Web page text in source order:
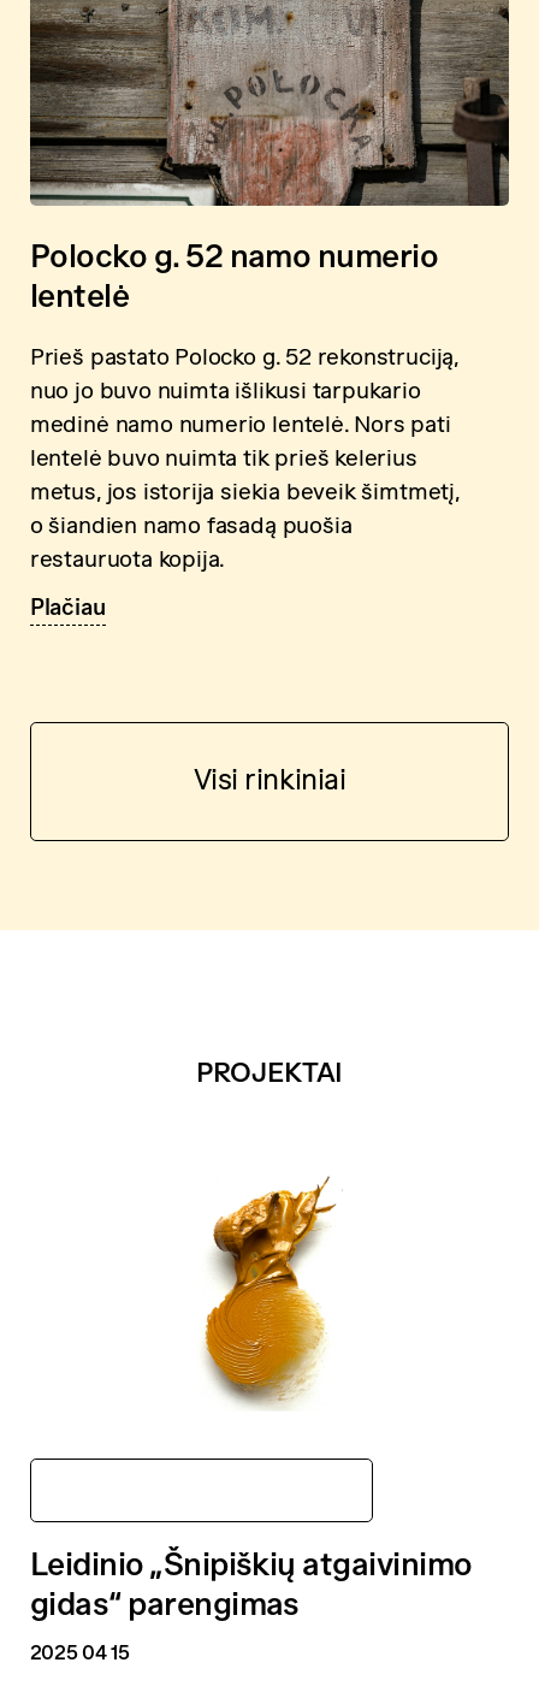
Polocko g. 52 namo numerio
lentelė
Prieš pastato Polocko g. 52 rekonstruciją,
nuo jo buvo nuimta išlikusi tarpukario
medinė namo numerio lentelė. Nors pati
lentelė buvo nuimta tik prieš kelerius
metus, jos istorija siekia beveik šimtmetį,
o šiandien namo fasadą puošia
restauruota kopija.
Plačiau
Visi rinkiniai
PROJEKTAI
Leidinio „Šnipiškių atgaivinimo
gidas“ parengimas
2025 04 15